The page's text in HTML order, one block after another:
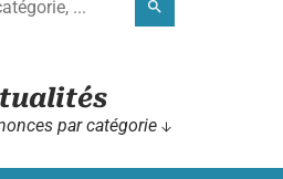
search
par catégorie ↓